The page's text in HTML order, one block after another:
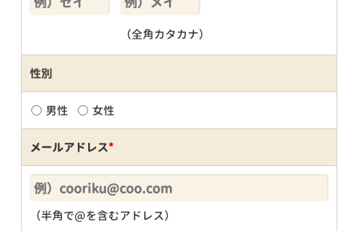
（全角カタカナ）
性別
男性 女性
メールアドレス*
（半角で@を含むアドレス）